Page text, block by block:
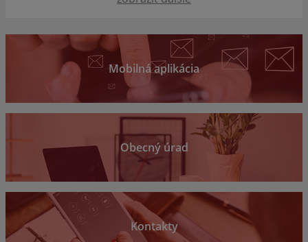
Mobilná aplikácia
Obecný úrad
Kontakty